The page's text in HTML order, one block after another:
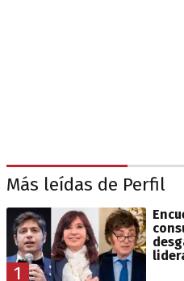
Más leídas de Perfil
1